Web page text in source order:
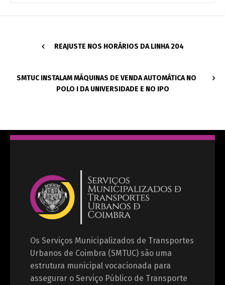
REAJUSTE NOS HORÁRIOS DA LINHA 204
SMTUC INSTALAM MÁQUINAS DE VENDA AUTOMÁTICA NO
POLO I DA UNIVERSIDADE E NO IPO
Os Serviços Municipalizados de Transportes
Urbanos de Coimbra (SMTUC) são uma
estrutura municipal vocacionada para
assegurar o Serviço Público de Transporte